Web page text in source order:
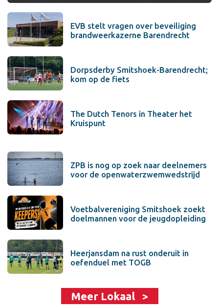
EVB stelt vragen over beveiliging
brandweerkazerne Barendrecht
Dorpsderby Smitshoek-Barendrecht;
kom op de fiets
The Dutch Tenors in Theater het
Kruispunt
ZPB is nog op zoek naar deelnemers
voor de openwaterzwemwedstrijd
Voetbalvereniging Smitshoek zoekt
doelmannen voor de jeugdopleiding
Heerjansdam na rust onderuit in
oefenduel met TOGB
Meer Lokaal >